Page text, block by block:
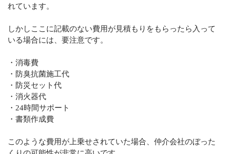
れています。
しかしここに記載のない費用が見積もりをもらったら入って
いる場合には、要注意です。
・消毒費
・防臭抗菌施工代
・防災セット代
・消火器代
・24時間サポート
・書類作成費
このような費用が上乗せされていた場合、仲介会社のぼった